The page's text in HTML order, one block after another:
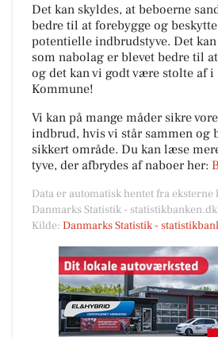
Det kan skyldes, at beboerne
bedre til at forebygge og
potentielle indbrudstyve. Det
som nabolag er blevet bedre til
og det kan vi godt være stolte af i
Kommune!
Vi kan på mange måder sikre
indbrud, hvis vi står sammen og
sikkert område. Du kan læse
tyve, der afbrydes af naboer her:
Data er automatisk hentet fra
Danmarks Statistik -
Kilde: Danmarks Statistik -